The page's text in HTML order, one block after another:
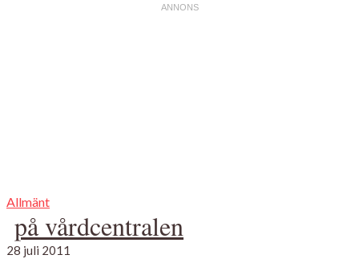
Allmänt
på vårdcentralen
28 juli 2011